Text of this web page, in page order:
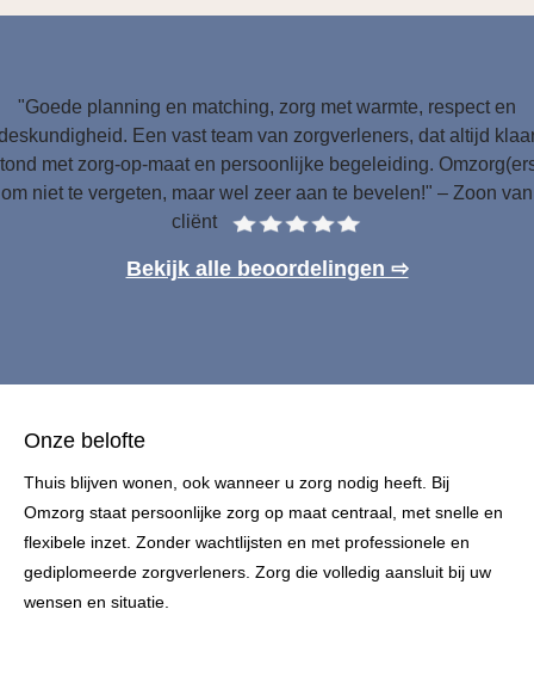
"Goede planning en matching, zorg met warmte, respect en
Een vast team van zorgverleners, dat altijd
met zorg-op-maat en persoonlijke begeleiding.
om niet te vergeten, maar wel zeer aan te bevelen!" – Zoon van
cliënt
Bekijk alle beoordelingen ⇨
Onze belofte
Thuis blijven wonen, ook wanneer u zorg nodig heeft. Bij
Omzorg staat persoonlijke zorg op maat centraal, met snelle en
flexibele inzet. Zonder wachtlijsten en met professionele en
gediplomeerde zorgverleners. Zorg die volledig aansluit bij uw
wensen en situatie.